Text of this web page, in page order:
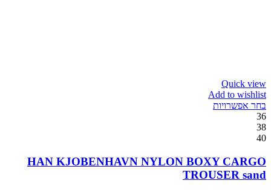
Quick view
Add to wishlist
בחר אפשרויות
36
38
40
HAN KJOBENHAVN NYLON BOXY CARGO
TROUSER sand